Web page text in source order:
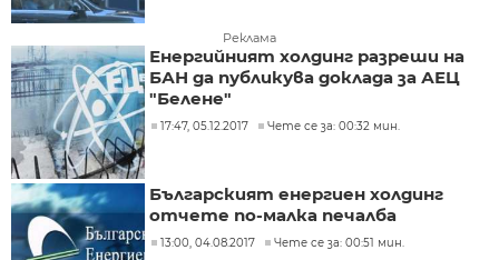
Реклама
Енергийният холдинг разреши на
БАН да публикува доклада за АЕЦ
"Белене"
17:47, 05.12.2017 Чете се за: 00:32 мин.
Българският енергиен холдинг
отчете по-малка печалба
13:00, 04.08.2017 Чете се за: 00:51 мин.